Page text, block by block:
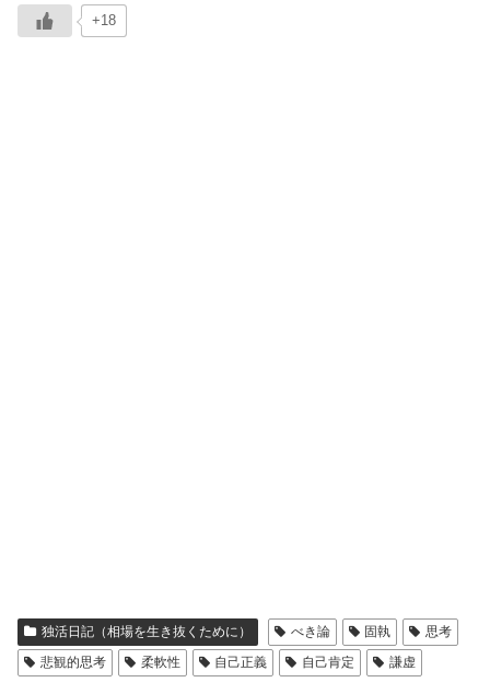
+18
独活日記（相場を生き抜くために） べき論 固執
思考
悲観的思考
柔軟性 自己正義 自己肯定 謙虚